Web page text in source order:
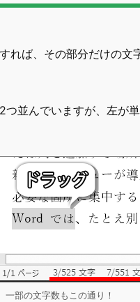
すれば、その部分だけの文
つ並んでいますが、左が
一部の文字数もこの通り！